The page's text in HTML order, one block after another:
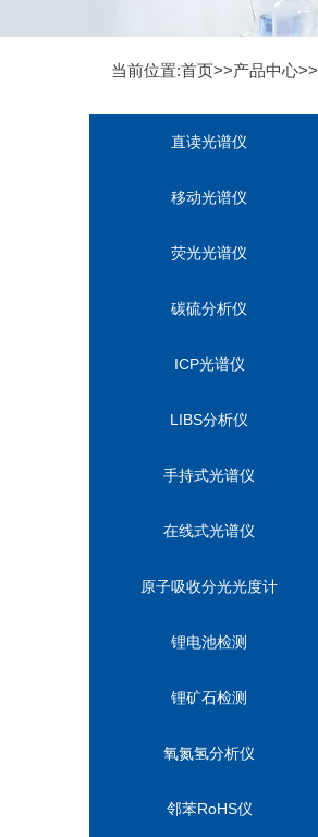
当前位置:首页>>产品中心>>
直读光谱仪
移动光谱仪
荧光光谱仪
碳硫分析仪
ICP光谱仪
LIBS分析仪
手持式光谱仪
在线式光谱仪
原子吸收分光光度计
锂电池检测
锂矿石检测
氧氮氢分析仪
邻苯RoHS仪